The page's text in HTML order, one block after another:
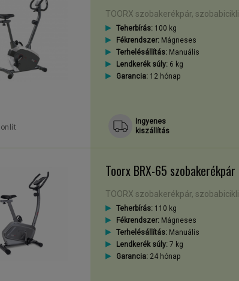
TOORX szobakerékpár, szobabicikli
Teherbírás: 100 kg
Fékrendszer: Mágneses
Terhelésállítás: Manuális
Lendkerék súly: 6 kg
Garancia: 12 hónap
Ingyenes
kiszállítás
Toorx BRX-65 szobakerékpár
TOORX szobakerékpár, szobabicikli
Teherbírás: 110 kg
Fékrendszer: Mágneses
Terhelésállítás: Manuális
Lendkerék súly: 7 kg
Garancia: 24 hónap